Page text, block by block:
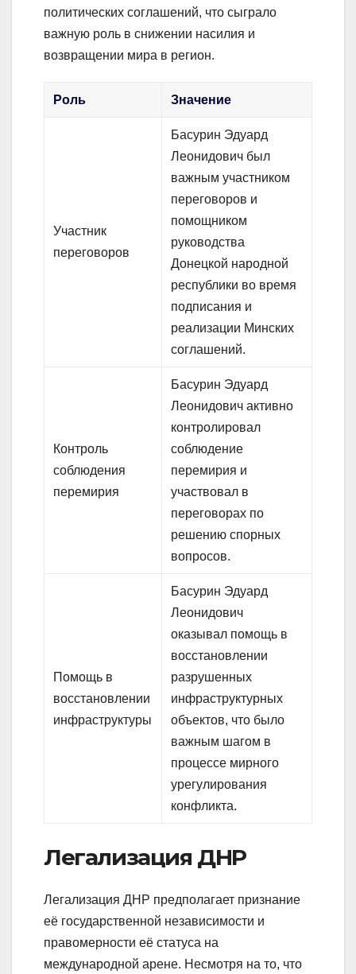
политических соглашений, что сыграло
важную роль в снижении насилия и
возвращении мира в регион.
Роль Значение
Участник
переговоров
Басурин Эдуард
Леонидович был
важным участником
переговоров и
помощником
руководства
Донецкой народной
республики во время
подписания и
реализации Минских
соглашений.
Контроль
соблюдения
перемирия
Басурин Эдуард
Леонидович активно
контролировал
соблюдение
перемирия и
участвовал в
переговорах по
решению спорных
вопросов.
Помощь в
восстановлении
инфраструктуры
Басурин Эдуард
Леонидович
оказывал помощь в
восстановлении
разрушенных
инфраструктурных
объектов, что было
важным шагом в
процессе мирного
урегулирования
конфликта.
Легализация ДНР
Легализация ДНР предполагает признание
её государственной независимости и
правомерности её статуса на
международной арене. Несмотря на то, что